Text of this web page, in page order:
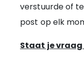
verstuurde of
post op elk
Staat je vraag